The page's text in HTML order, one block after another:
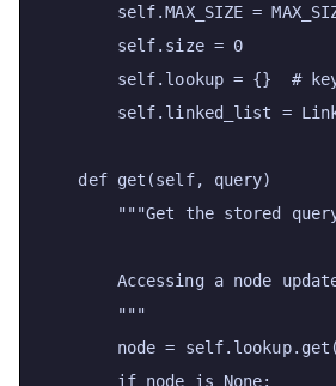
self.MAX_SIZE =
self.size = 0
self.lookup = {} #
self.linked_list =
def get (self, query)
"""Get the stored
Accessing a node
        """
        node =
self
if node is None: